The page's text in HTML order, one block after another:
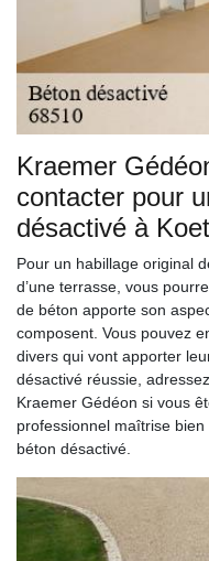
Kraemer
contacter pour
désactivé à
Pour un habillage original
d’une terrasse, vous
de béton apporte son
composent. Vous pouvez
divers qui vont apporter
désactivé réussie,
Kraemer Gédéon si vous
professionnel maîtrise
béton désactivé.